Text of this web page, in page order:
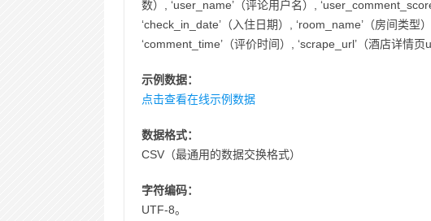
数）, ‘user_name’（评论用户名）,
‘check_in_date’（入住日期）, ‘room_name’（房间类型
‘comment_time’（评价时间）, ‘scrape_url’（酒店详情页
示例数据：
点击查看在线示例数据
数据格式：
CSV（最通用的数据交换格式）
字符编码：
UTF-8。